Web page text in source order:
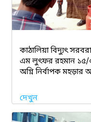
কাঠালিয়া বিদ্যুৎ
এম লুৎফর রহমান ১৫/
অগ্নি নির্বাপক
দেখুন